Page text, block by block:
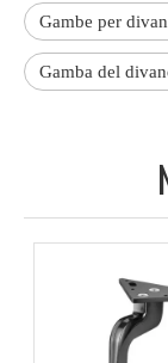
Gambe per
Gamba del